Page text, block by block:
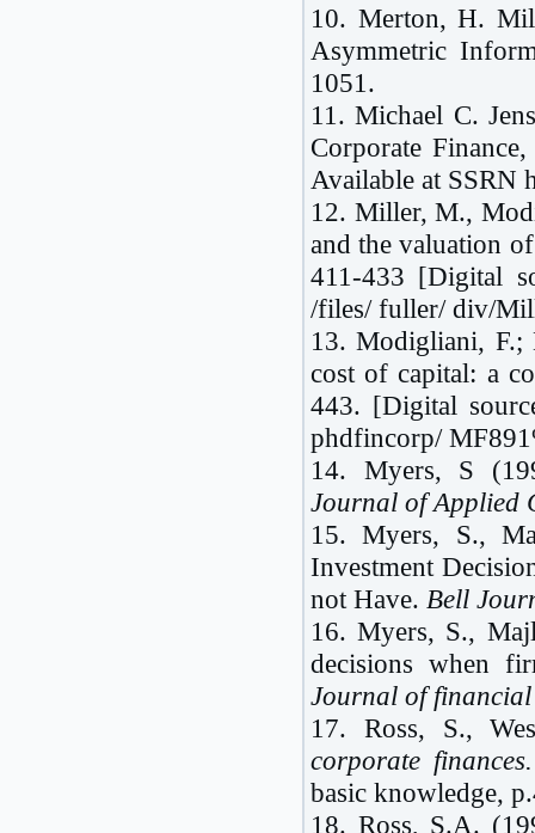
10. Merton, H.
Asymmetric
1051.
11. Michael C.
Corporate
Available at SSRN
12. Miller, M.,
and the valuation
411-433 [Digital
/files/ fuller/ div/
13. Modigliani, F.;
cost of capital: a
443. [Digital
phdfincorp/
14. Myers, S
Journal of Applied
15. Myers, S.,
Investment
not Have. Bell
16. Myers, S.,
decisions when
Journal of
17. Ross, S.,
corporate finances.
basic knowledge,
18. Ross, S.A.